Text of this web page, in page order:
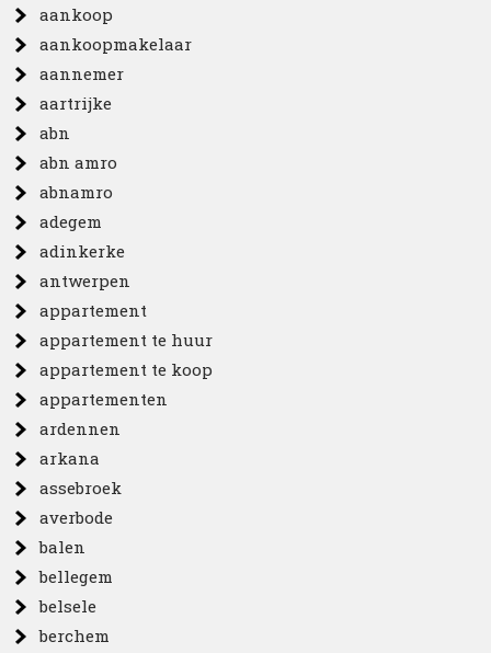
aankoop
aankoopmakelaar
aannemer
aartrijke
abn
abn amro
abnamro
adegem
adinkerke
antwerpen
appartement
appartement te huur
appartement te koop
appartementen
ardennen
arkana
assebroek
averbode
balen
bellegem
belsele
berchem